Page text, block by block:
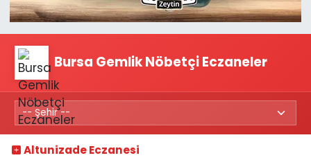
Bursa Gemlik Nöbetçi Eczaneler
Altunizade Eczanesi